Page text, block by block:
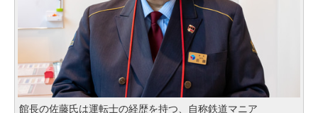
館長の佐藤氏は運転士の経歴を持つ、自称鉄道マニア